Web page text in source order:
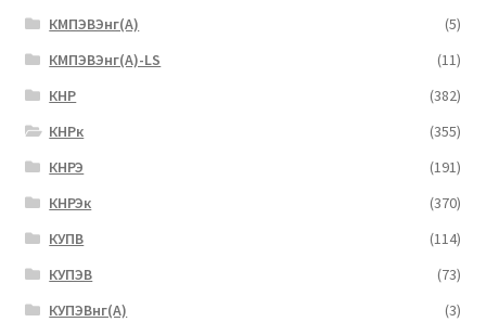
КМПЭВЭнг(А)
(5)
КМПЭВЭнг(А)-LS
(11)
КНР
(382)
КНРк
(355)
КНРЭ
(191)
КНРЭк
(370)
КУПВ
(114)
КУПЭВ
(73)
КУПЭВнг(А)
(3)